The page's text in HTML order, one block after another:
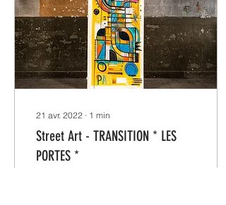
21 avr. 2022 ∙ 1 min
Street Art - TRANSITION * LES
PORTES *